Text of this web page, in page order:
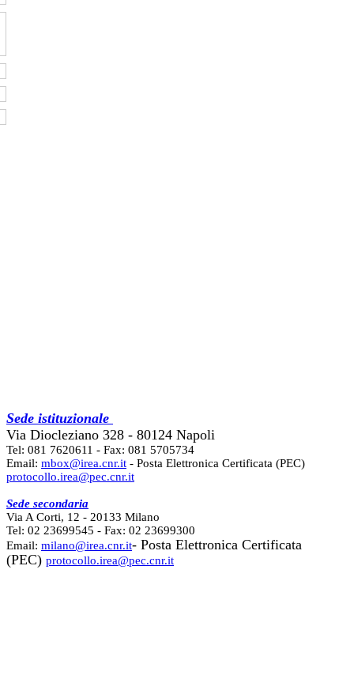
Sede istituzionale
Via Diocleziano 328 - 80124 Napoli
Tel: 081 7620611 - Fax: 081 5705734
Email: mbox@irea.cnr.it - Posta Elettronica Certificata (PEC)
protocollo.irea@pec.cnr.it
Sede secondaria
Via A Corti, 12 - 20133 Milano
Tel: 02 23699545 - Fax: 02 23699300
Email: milano@irea.cnr.it- Posta Elettronica Certificata
(PEC) protocollo.irea@pec.cnr.it